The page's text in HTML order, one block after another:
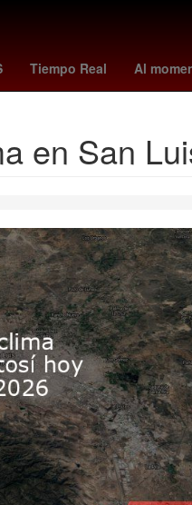
Tiempo Real Al
chargers - vikings China
en San